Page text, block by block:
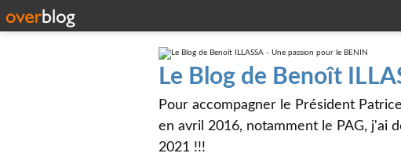
Le Blog de Benoît
Pour accompagner le Président
en avril 2016, notamment le PAG, j'ai
2021 !!!